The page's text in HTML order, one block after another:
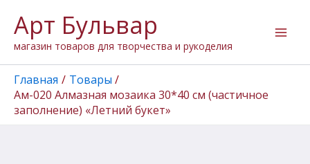
содержимому
Арт Бульвар
магазин товаров для творчества и рукоделия
Главная
Товары
Ам-020 Алмазная мозаика 30*40 см (частичное
заполнение) «Летний букет»
товара
Ам-020
Алмазная
мозаика
30*40
см
(частичное
заполнение)